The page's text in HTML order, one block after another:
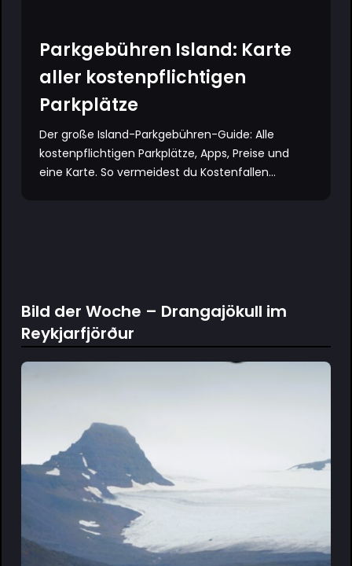
Parkgebühren Island: Karte
aller kostenpflichtigen
Parkplätze
Der große Island-Parkgebühren-Guide: Alle
kostenpflichtigen Parkplätze, Apps, Preise und
eine Karte. So vermeidest du Kostenfallen...
Bild der Woche – Drangajökull im
Reykjarfjörður